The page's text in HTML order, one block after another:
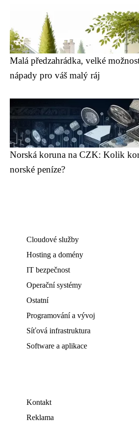
Malá předzahrádka, velké
nápady pro váš malý ráj
Norská koruna na CZK: Kolik
norské peníze?
Cloudové služby
Hosting a domény
IT bezpečnost
Operační systémy
Ostatní
Programování a vývoj
Síťová infrastruktura
Software a aplikace
Kontakt
Reklama